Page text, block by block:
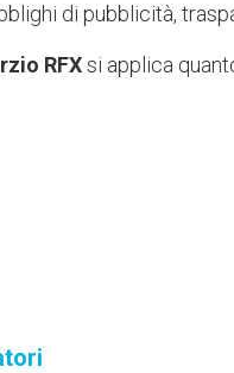
di pubblicità,
RFXsi applica